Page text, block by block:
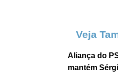
Veja
Aliança do
mantém